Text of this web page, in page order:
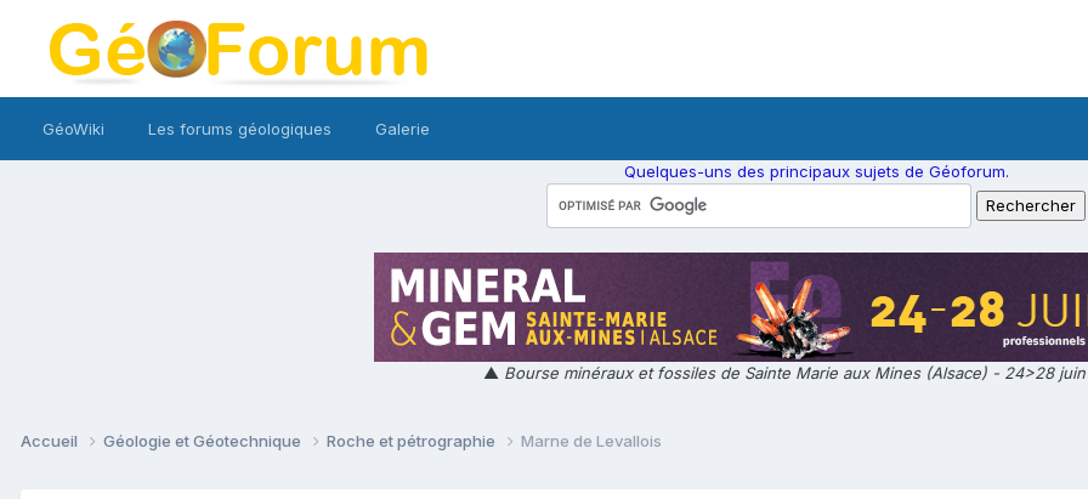
GéoWiki Les forums géologiques Galerie
Quelques-uns des principaux sujets de Géoforum.
▲ Bourse minéraux et fossiles de Sainte Marie aux Mines (Alsace) - 24>28
Accueil Géologie et Géotechnique Roche et pétrographie Marne de Levallois